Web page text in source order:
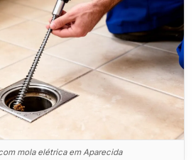
mola elétrica em Aparecida